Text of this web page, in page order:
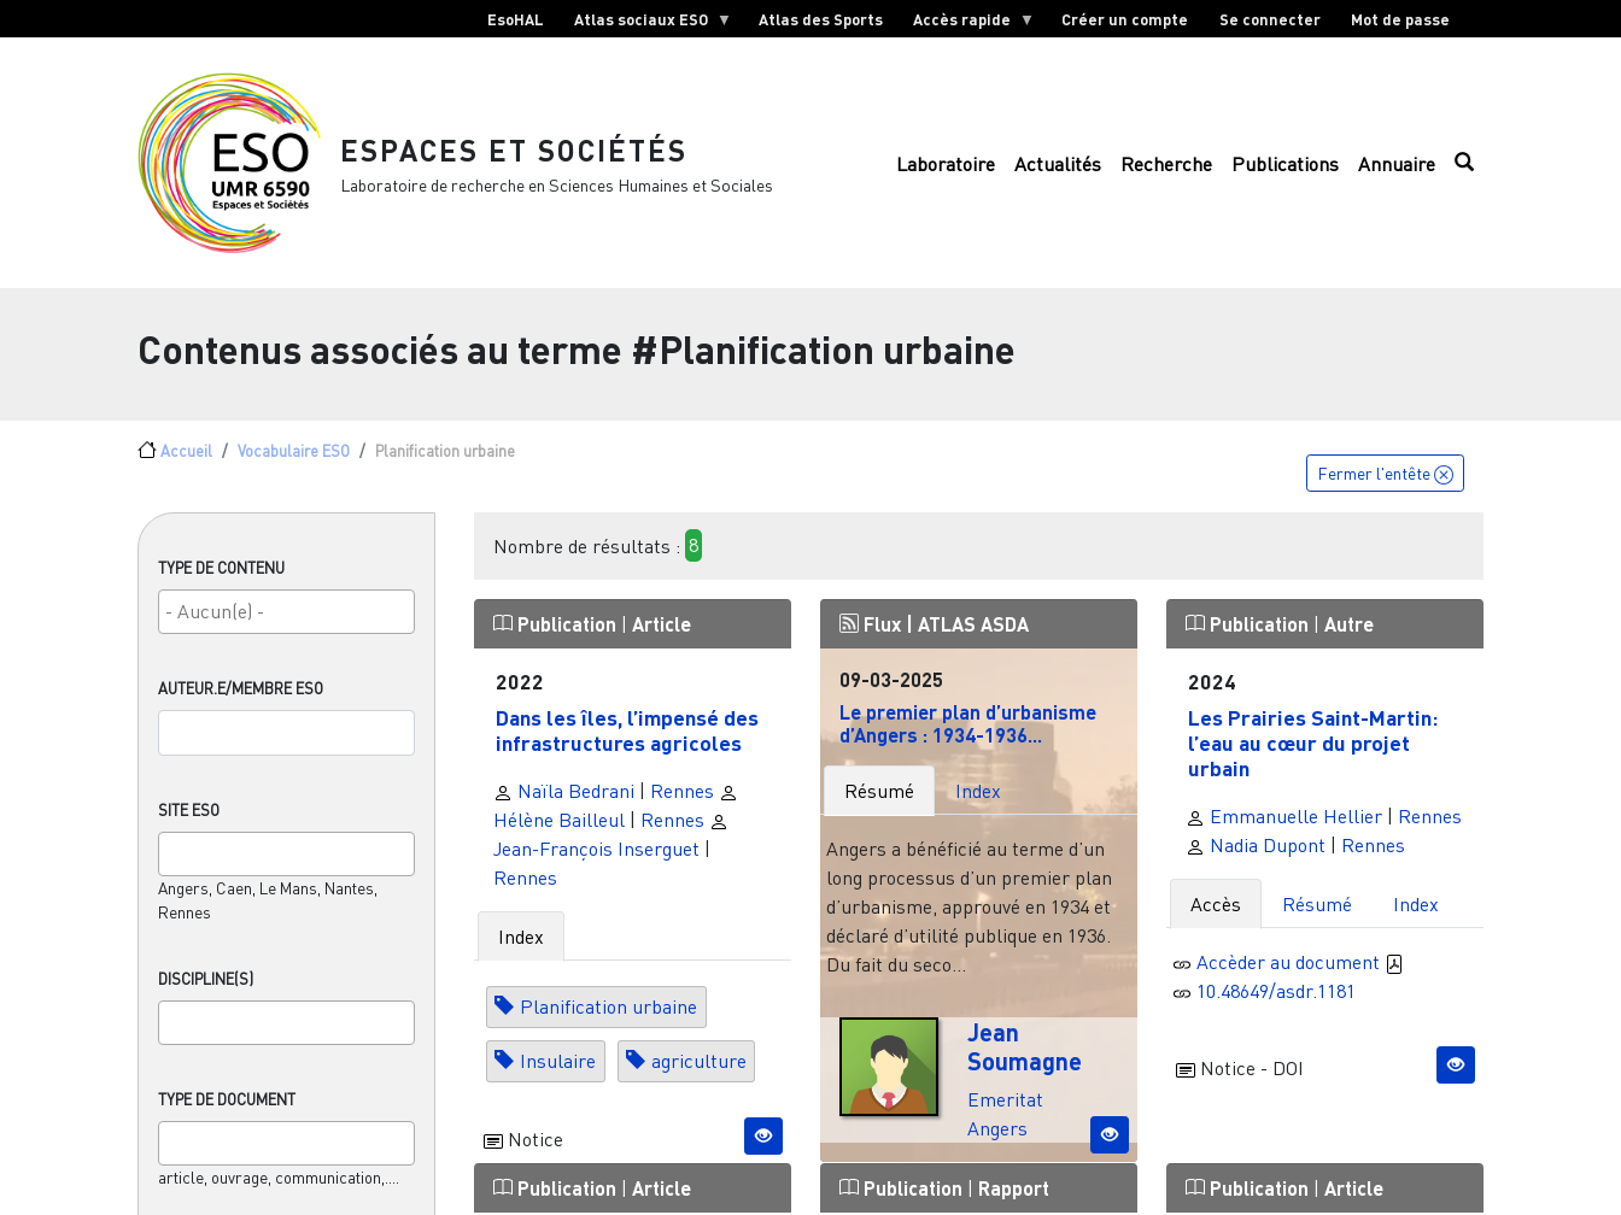
EsoHAL Atlas sociaux ESO Atlas des Sports Accès rapide Créer un compte Se connecter Mot de passe
ESPACES ET SOCIÉTÉS
Laboratoire de recherche en Sciences Humaines et Sociales
Laboratoire Actualités Recherche Publications Annuaire
Contenus associés au terme #Planification urbaine
Fil d'Ariane
Accueil Vocabulaire ESO Planification urbaine
TYPE DE CONTENU
AUTEUR.E/MEMBRE ESO
SITE ESO
Angers, Caen, Le Mans, Nantes,
Rennes
DISCIPLINE(S)
TYPE DE DOCUMENT
article, ouvrage, communication,....
Fermer l'entête
Nombre de résultats : 8
Publication | Article
2022
Dans les îles, l’impensé des
infrastructures agricoles
Naïla Bedrani | Rennes
Hélène Bailleul | Rennes
Jean-François Inserguet |
Rennes
Index
Planification urbaine
Insulaire agriculture
Notice
Flux | ATLAS ASDA
09-03-2025
Le premier plan d’urbanisme
d’Angers : 1934-1936...
Résumé Index
Angers a bénéficié au terme d’un
long processus d’un premier plan
d’urbanisme, approuvé en 1934 et
déclaré d’utilité publique en 1936.
Du fait du seco...
Jean
Soumagne
Emeritat
Angers
Publication | Autre
2024
Les Prairies Saint-Martin:
l’eau au cœur du projet
urbain
Emmanuelle Hellier| Rennes
Nadia Dupont | Rennes
Accès Résumé Index
Accèder au document
10.48649/asdr.1181
Notice - DOI
Publication | Article Publication | Rapport Publication | Article